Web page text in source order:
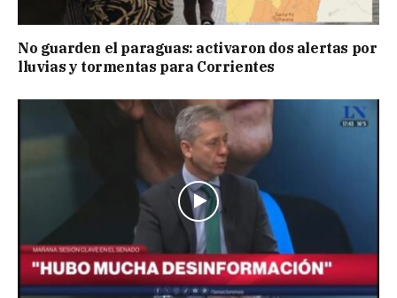
No guarden el paraguas: activaron dos alertas por
lluvias y tormentas para Corrientes